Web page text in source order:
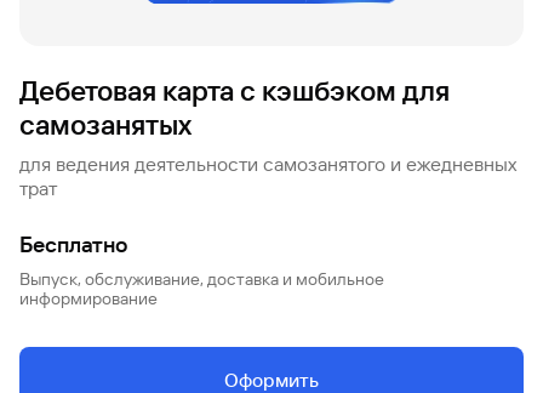
Дебетовая карта с кэшбэком для
самозанятых
для ведения деятельности самозанятого и ежедневных
трат
Бесплатно
Выпуск, обслуживание, доставка и мобильное
информирование
Оформить